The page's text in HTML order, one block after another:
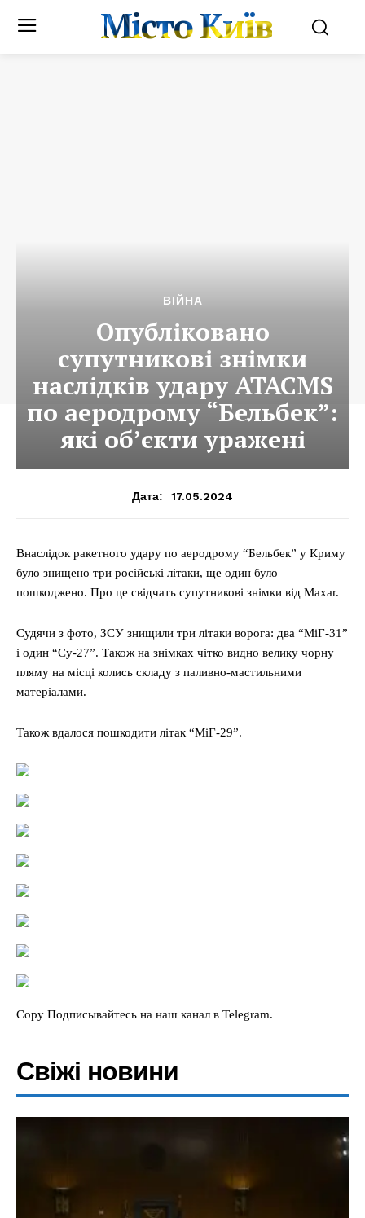
Місто Київ
ВІЙНА
Опубліковано
супутникові знімки
наслідків удару ATACMS
по аеродрому “Бельбек”:
які об’єкти уражені
Дата: 17.05.2024
Внаслідок ракетного удару по аеродрому “Бельбек” у Криму
було знищено три російські літаки, ще один було
пошкоджено. Про це свідчать супутникові знімки від Maxar.
Судячи з фото, ЗСУ знищили три літаки ворога: два “МіГ-31”
і один “Су-27”. Також на знімках чітко видно велику чорну
пляму на місці колись складу з паливно-мастильними
матеріалами.
Також вдалося пошкодити літак “МіГ-29”.
Copy Подписывайтесь на наш канал в Telegram.
Свіжі новини